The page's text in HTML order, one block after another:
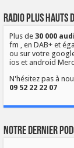
Radio Plus Hauts
Plus de 30 000
fm , en DAB+ et
ou sur votre
ios et android
N'hésitez pas à
09 52 22 22 07
Notre dernier